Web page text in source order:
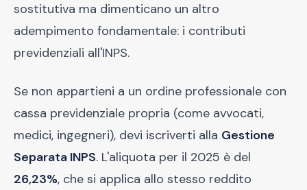
sostitutiva ma dimenticano un altro
adempimento fondamentale: i contributi
previdenziali all'INPS.
Se non appartieni a un ordine professionale con
cassa previdenziale propria (come avvocati,
medici, ingegneri), devi iscriverti alla Gestione
Separata INPS. L'aliquota per il 2025 è del
26,23%, che si applica allo stesso reddito